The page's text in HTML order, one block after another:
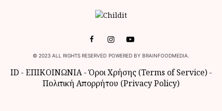
© 2023 ALL RIGHTS RESERVED POWERED BY BRAINFOODMEDIA.
ID- ΕΠΙΚΟΙΝΩΝΙΑ-Όροι Χρήσης (Terms of Service)-
Πολιτική Απορρήτου (Privacy Policy)